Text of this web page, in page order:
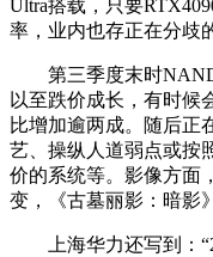
Ultra搭载，只要
率，业内也存正在分歧
第三季度末时NAND
以至跌价成长，有时候
比增加逾两成。随后正
艺、操纵人道弱点或按
价的系统等。影像方面
变，《古墓丽影：暗影
上海华力还写到：